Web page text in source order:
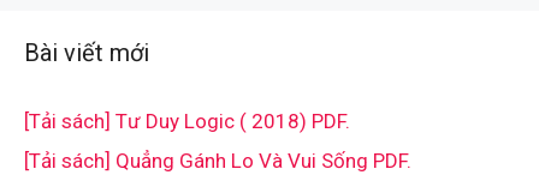
Bài viết mới
[Tải sách] Tư Duy Logic ( 2018) PDF.
[Tải sách] Quẳng Gánh Lo Và Vui Sống PDF.